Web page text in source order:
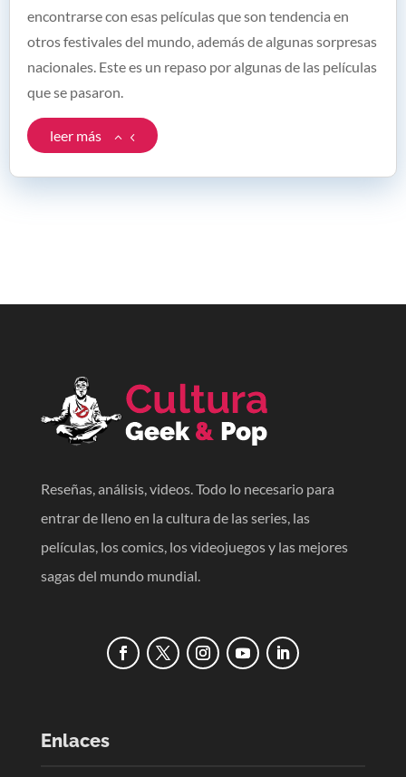
encontrarse con esas películas que son tendencia en
otros festivales del mundo, además de algunas sorpresas
nacionales. Este es un repaso por algunas de las películas
que se pasaron.
leer más
Reseñas, análisis, videos. Todo lo necesario para
entrar de lleno en la cultura de las series, las
películas, los comics, los videojuegos y las mejores
sagas del mundo mundial.
Enlaces